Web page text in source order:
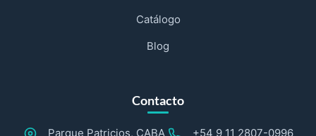
Catálogo
Blog
Contacto
Parque Patricios, CABA +54 9 11 2807-0996